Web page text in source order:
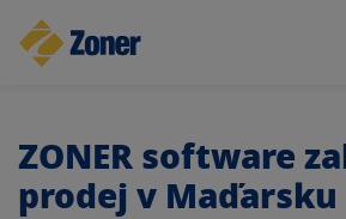
ZONER software
prodej v Maďarsku